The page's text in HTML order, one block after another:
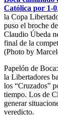
Católica por 1-0
la Copa
puso el broche
Claudio Úbeda
final de la
(Photo by
Papelón de
la Libertadores
los “Cruzados”
tiempo. Los de
generar
veredicto.